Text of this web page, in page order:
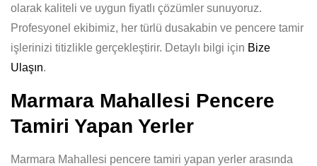
olarak kaliteli ve uygun fiyatlı çözümler sunuyoruz.
Profesyonel ekibimiz, her türlü dusakabin ve pencere tamir
işlerinizi titizlikle gerçekleştirir. Detaylı bilgi için Bize
Ulaşın.
Marmara Mahallesi Pencere
Tamiri Yapan Yerler
Marmara Mahallesi pencere tamiri yapan yerler arasında